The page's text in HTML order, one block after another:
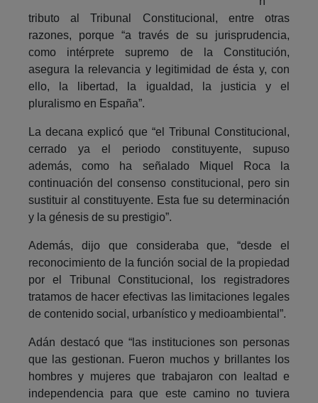
tributo al Tribunal Constitucional, entre otras
razones, porque “a través de su jurisprudencia,
como intérprete supremo de la Constitución,
asegura la relevancia y legitimidad de ésta y, con
ello, la libertad, la igualdad, la justicia y el
pluralismo en España”.
La decana explicó que “el Tribunal Constitucional,
cerrado ya el periodo constituyente, supuso
además, como ha señalado Miquel Roca la
continuación del consenso constitucional, pero sin
sustituir al constituyente. Esta fue su determinación
y la génesis de su prestigio”.
Además, dijo que consideraba que, “desde el
reconocimiento de la función social de la propiedad
por el Tribunal Constitucional, los registradores
tratamos de hacer efectivas las limitaciones legales
de contenido social, urbanístico y medioambiental”.
Adán destacó que “las instituciones son personas
que las gestionan. Fueron muchos y brillantes los
hombres y mujeres que trabajaron con lealtad e
independencia para que este camino no tuviera